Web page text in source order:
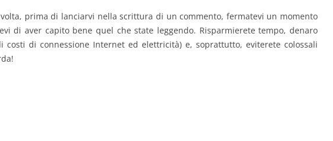
volta, prima di lanciarvi nella scrittura di un commento, fermatevi un momento
di aver capito bene quel che state leggendo. Risparmierete tempo, denaro
costi di connessione Internet ed elettricità) e, soprattutto, eviterete colossali